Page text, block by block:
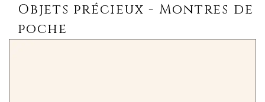
Objets précieux - Montres de
poche